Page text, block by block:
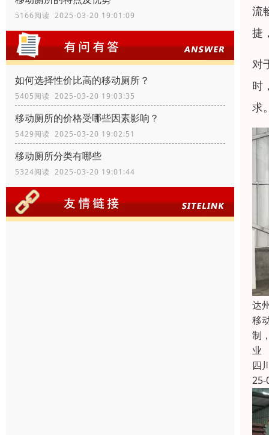
5166阅读 2025-03-20 19:01:09
如何选择性价比高的移动厕所？
5405阅读 2025-03-20 19:03:35
移动厕所的价格受哪些因素影响？
5429阅读 2025-03-20 19:02:51
移动厕所分类有哪些
5324阅读 2025-03-20 19:01:44
流
捷
对
时
求
达
移
制
业
四
25-